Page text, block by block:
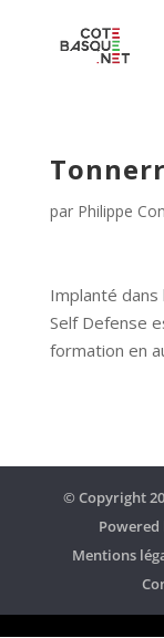
par Philippe
Implanté dans
Self Defense
formation en
© Copyright
Mentions